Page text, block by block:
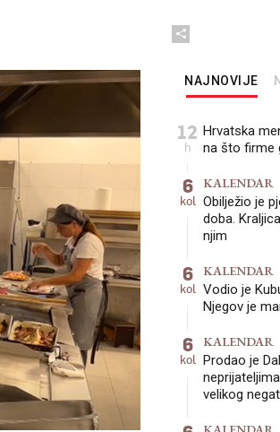
NAJNOVIJE
12
h
Hrvatska
na što firme
6
kol
KALENDAR
Obilježio je
doba.
njim
6
kol
KALENDAR
Vodio je
Njegov je
6
kol
KALENDAR
Prodao je
velikog